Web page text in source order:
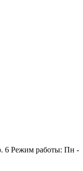
6 Режим работы: Пн -